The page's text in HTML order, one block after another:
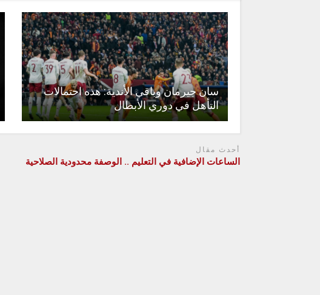
سان جيرمان وباقي الأندية: هذه احتمالات
التأهل في دوري الأبطال
أحدث مقال
الساعات الإضافية في التعليم .. الوصفة محدودية الصلاحية